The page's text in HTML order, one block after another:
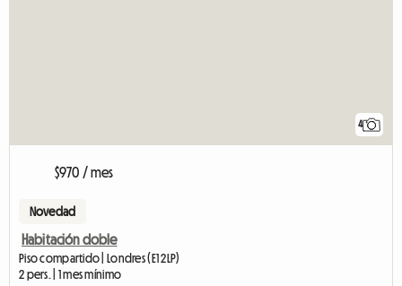
4
$970 / mes
Novedad
Habitación doble
Piso compartido | Londres (E1 2LP)
2 pers. | 1 mes mínimo